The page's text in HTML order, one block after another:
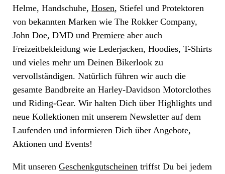
Helme, Handschuhe,Hosen, Stiefel und Protektoren
von bekannten Marken wie The Rokker Company,
John Doe, DMD undPremiere aber auch
Freizeitbekleidung wie Lederjacken, Hoodies, T-Shirts
und vieles mehr um Deinen Bikerlook zu
vervollständigen. Natürlich führen wir auch die
gesamte Bandbreite an Harley-Davidson Motorclothes
und Riding-Gear. Wir halten Dich über Highlights und
neue Kollektionen mit unserem Newsletter auf dem
Laufenden und informieren Dich über Angebote,
Aktionen und Events!
Mit unserenGeschenkgutscheinen triffst Du bei jedem